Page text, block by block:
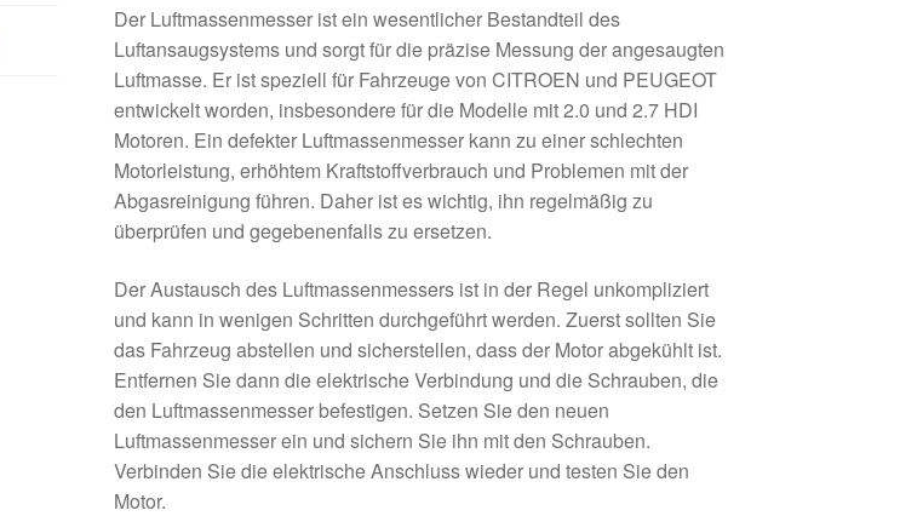
Der Luftmassenmesser ist ein wesentlicher Bestandteil des
Luftansaugsystems und sorgt für die präzise Messung der angesaugten
Luftmasse. Er ist speziell für Fahrzeuge von CITROEN und PEUGEOT
entwickelt worden, insbesondere für die Modelle mit 2.0 und 2.7 HDI
Motoren. Ein defekter Luftmassenmesser kann zu einer schlechten
Motorleistung, erhöhtem Kraftstoffverbrauch und Problemen mit der
Abgasreinigung führen. Daher ist es wichtig, ihn regelmäßig zu
überprüfen und gegebenenfalls zu ersetzen.
Der Austausch des Luftmassenmessers ist in der Regel unkompliziert
und kann in wenigen Schritten durchgeführt werden. Zuerst sollten Sie
das Fahrzeug abstellen und sicherstellen, dass der Motor abgekühlt ist.
Entfernen Sie dann die elektrische Verbindung und die Schrauben, die
den Luftmassenmesser befestigen. Setzen Sie den neuen
Luftmassenmesser ein und sichern Sie ihn mit den Schrauben.
Verbinden Sie die elektrische Anschluss wieder und testen Sie den
Motor.